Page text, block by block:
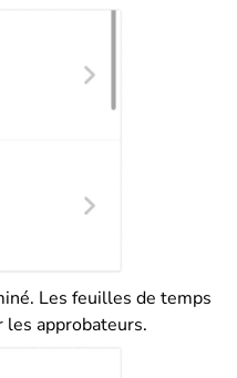
Les feuilles de temps
les approbateurs.